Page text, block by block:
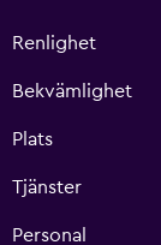
Renlighet
Bekvämlighet
Plats
Tjänster
Personal